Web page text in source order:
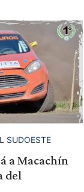
SUDOESTE
a Macachín
del